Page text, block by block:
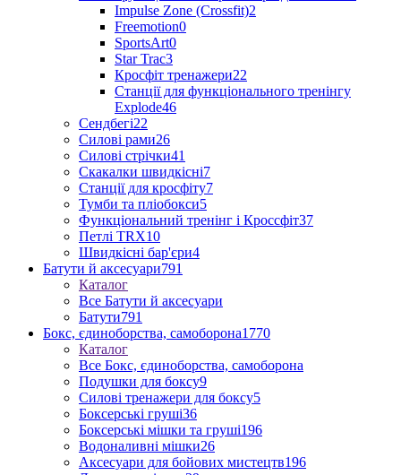
Impulse Zone (Crossfit)2
Freemotion0
SportsArt0
Star Trac3
Кросфіт тренажери22
Станції для функціонального тренінгу
Explode46
Сендбегі22
Силові рами26
Силові стрічки41
Скакалки швидкісні7
Станції для кросфіту7
Тумби та пліобокси5
Функціональний тренінг і Кроссфіт37
Петлі TRX10
Швидкісні бар'єри4
Батути й аксесуари791
Каталог
Все Батути й аксесуари
Батути791
Бокс, єдиноборства, самоборона1770
Каталог
Все Бокс, єдиноборства, самоборона
Подушки для боксу9
Силові тренажери для боксу5
Боксерські груші36
Боксерські мішки та груші196
Водоналивні мішки26
Аксесуари для бойових мистецтв196